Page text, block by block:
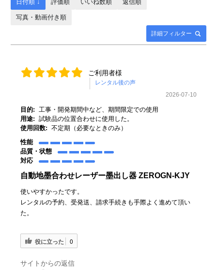
詳細フィルター
日付順 ↓ 評価順 いいね数順 返信順
写真・動画付き順
ご利用者様
2026-07-10
目的: 工事・開発期間中など、期間限定での使用
用途: 試験品の位置合わせに使用した。
使用回数: 不定期（必要なときのみ）
性能
品質・状態
対応
自動地墨合わせレーザー墨出し器 ZEROGN-KJY
使いやすかったです。
レンタルの予約、受発送、請求手続きも手際よく進めて頂い
た。
役に立った 0
サイトからの返信